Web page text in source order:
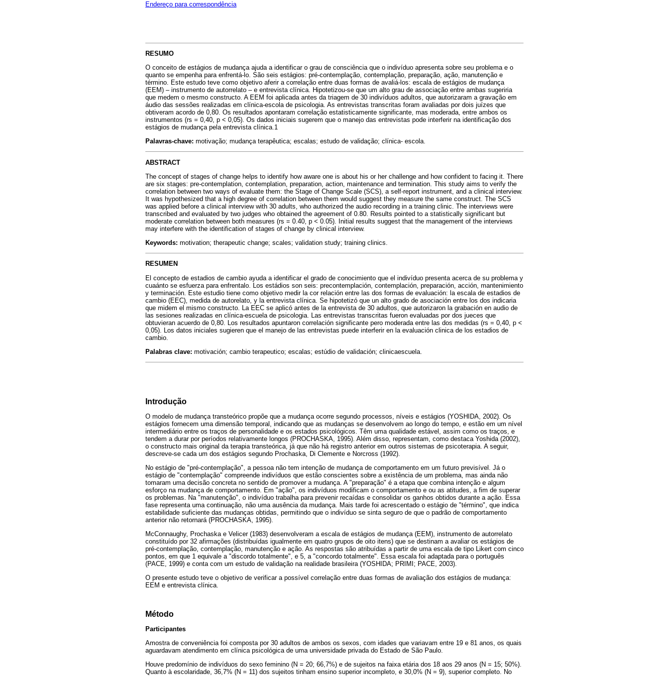
Endereço para correspondência
RESUMO
O conceito de estágios de mudança ajuda a identificar o grau de consciência que o indivíduo apresenta sobre seu problema e o
quanto se empenha para enfrentá-lo. São seis estágios: pré-contemplação, contemplação, preparação, ação, manutenção e
término. Este estudo teve como objetivo aferir a correlação entre duas formas de avaliá-los: escala de estágios de mudança
(EEM) – instrumento de autorrelato – e entrevista clínica. Hipotetizou-se que um alto grau de associação entre ambas sugeriria
que medem o mesmo constructo. A EEM foi aplicada antes da triagem de 30 indivíduos adultos, que autorizaram a gravação em
áudio das sessões realizadas em clínica-escola de psicologia. As entrevistas transcritas foram avaliadas por dois juízes que
obtiveram acordo de 0,80. Os resultados apontaram correlação estatisticamente significante, mas moderada, entre ambos os
instrumentos (rs = 0,40, p < 0,05). Os dados iniciais sugerem que o manejo das entrevistas pode interferir na identificação dos
estágios de mudança pela entrevista clínica.1
Palavras-chave: motivação; mudança terapêutica; escalas; estudo de validação; clínica- escola.
ABSTRACT
The concept of stages of change helps to identify how aware one is about his or her challenge and how confident to facing it. There
are six stages: pre-contemplation, contemplation, preparation, action, maintenance and termination. This study aims to verify the
correlation between two ways of evaluate them: the Stage of Change Scale (SCS), a self-report instrument, and a clinical interview.
It was hypothesized that a high degree of correlation between them would suggest they measure the same construct. The SCS
was applied before a clinical interview with 30 adults, who authorized the audio recording in a training clinic. The interviews were
transcribed and evaluated by two judges who obtained the agreement of 0.80. Results pointed to a statistically significant but
moderate correlation between both measures (rs = 0.40, p < 0.05). Initial results suggest that the management of the interviews
may interfere with the identification of stages of change by clinical interview.
Keywords: motivation; therapeutic change; scales; validation study; training clinics.
RESUMEN
El concepto de estadios de cambio ayuda a identificar el grado de conocimiento que el indivíduo presenta acerca de su problema y
cuaánto se esfuerza para enfrentalo. Los estádios son seis: precontemplación, contemplación, preparación, acción, mantenimiento
y terminación. Este estudio tiene como objetivo medir la cor relación entre las dos formas de evaluación: la escala de estadios de
cambio (EEC), medida de autorelato, y la entrevista clínica. Se hipotetizó que un alto grado de asociación entre los dos indicaria
que midem el mismo constructo. La EEC se aplicó antes de la entrevista de 30 adultos, que autorizaron la grabación en audio de
las sesiones realizadas en clínica-escuela de psicologia. Las entrevistas transcritas fueron evaluadas por dos jueces que
obtuvieran acuerdo de 0,80. Los resultados apuntaron correlación significante pero moderada entre las dos medidas (rs = 0,40, p <
0,05). Los datos iniciales sugieren que el manejo de las entrevistas puede interferir en la evaluación clinica de los estadios de
cambio.
Palabras clave: motivación; cambio terapeutico; escalas; estúdio de validación; clinicaescuela.
Introdução
O modelo de mudança transteórico propõe que a mudança ocorre segundo processos, níveis e estágios (YOSHIDA, 2002). Os
estágios fornecem uma dimensão temporal, indicando que as mudanças se desenvolvem ao longo do tempo, e estão em um nível
intermediário entre os traços de personalidade e os estados psicológicos. Têm uma qualidade estável, assim como os traços, e
tendem a durar por períodos relativamente longos (PROCHASKA, 1995). Além disso, representam, como destaca Yoshida (2002),
o constructo mais original da terapia transteórica, já que não há registro anterior em outros sistemas de psicoterapia. A seguir,
descreve-se cada um dos estágios segundo Prochaska, Di Clemente e Norcross (1992).
No estágio de "pré-contemplação", a pessoa não tem intenção de mudança de comportamento em um futuro previsível. Já o
estágio de "contemplação" compreende indivíduos que estão conscientes sobre a existência de um problema, mas ainda não
tomaram uma decisão concreta no sentido de promover a mudança. A "preparação" é a etapa que combina intenção e algum
esforço na mudança de comportamento. Em "ação", os indivíduos modificam o comportamento e ou as atitudes, a fim de superar
os problemas. Na "manutenção", o indivíduo trabalha para prevenir recaídas e consolidar os ganhos obtidos durante a ação. Essa
fase representa uma continuação, não uma ausência da mudança. Mais tarde foi acrescentado o estágio de "término", que indica
estabilidade suficiente das mudanças obtidas, permitindo que o indivíduo se sinta seguro de que o padrão de comportamento
anterior não retornará (PROCHASKA, 1995).
McConnaughy, Prochaska e Velicer (1983) desenvolveram a escala de estágios de mudança (EEM), instrumento de autorrelato
constituído por 32 afirmações (distribuídas igualmente em quatro grupos de oito itens) que se destinam a avaliar os estágios de
pré-contemplação, contemplação, manutenção e ação. As respostas são atribuídas a partir de uma escala de tipo Likert com cinco
pontos, em que 1 equivale a "discordo totalmente", e 5, a "concordo totalmente". Essa escala foi adaptada para o português
(PACE, 1999) e conta com um estudo de validação na realidade brasileira (YOSHIDA; PRIMI; PACE, 2003).
O presente estudo teve o objetivo de verificar a possível correlação entre duas formas de avaliação dos estágios de mudança:
EEM e entrevista clínica.
Método
Participantes
Amostra de conveniência foi composta por 30 adultos de ambos os sexos, com idades que variavam entre 19 e 81 anos, os quais
aguardavam atendimento em clínica psicológica de uma universidade privada do Estado de São Paulo.
Houve predomínio de indivíduos do sexo feminino (N = 20; 66,7%) e de sujeitos na faixa etária dos 18 aos 29 anos (N = 15; 50%).
Quanto à escolaridade, 36,7% (N = 11) dos sujeitos tinham ensino superior incompleto, e 30,0% (N = 9), superior completo. No